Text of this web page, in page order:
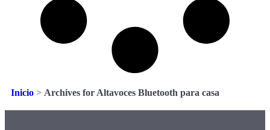
Inicio > Archives for Altavoces Bluetooth para casa